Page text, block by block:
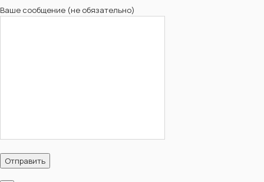
Ваше сообщение (не обязательно)